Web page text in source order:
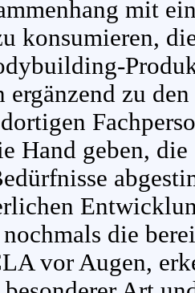
mit
konsumieren,
ergänzend zu
Hand geben,
die
vor Augen,